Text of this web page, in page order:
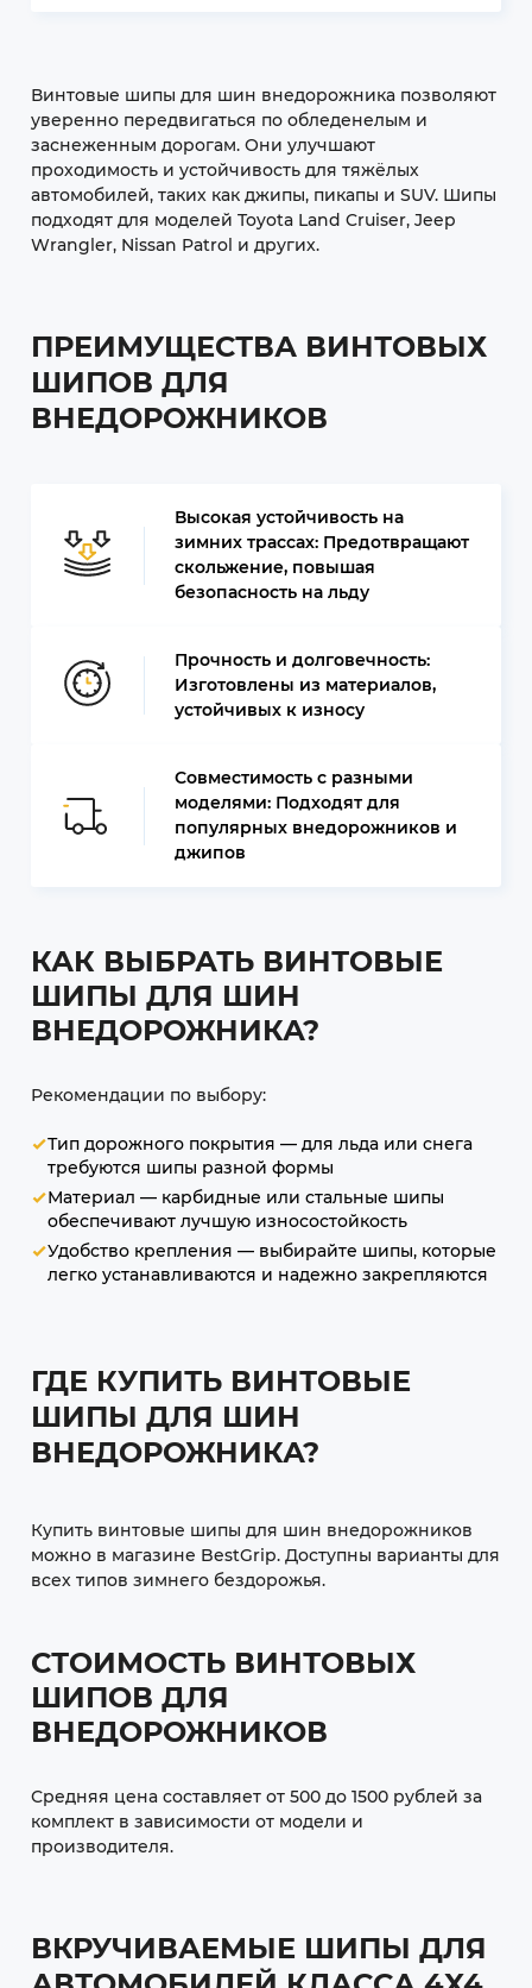
Винтовые шипы для шин внедорожника позволяют
уверенно передвигаться по обледенелым и
заснеженным дорогам. Они улучшают
проходимость и устойчивость для тяжёлых
автомобилей, таких как джипы, пикапы и SUV. Шипы
подходят для моделей Toyota Land Cruiser, Jeep
Wrangler, Nissan Patrol и других.
ПРЕИМУЩЕСТВА ВИНТОВЫХ
ШИПОВ ДЛЯ
ВНЕДОРОЖНИКОВ
Высокая устойчивость на
зимних трассах: Предотвращают
скольжение, повышая
безопасность на льду
Прочность и долговечность:
Изготовлены из материалов,
устойчивых к износу
Совместимость с разными
моделями: Подходят для
популярных внедорожников и
джипов
КАК ВЫБРАТЬ ВИНТОВЫЕ
ШИПЫ ДЛЯ ШИН
ВНЕДОРОЖНИКА?
Рекомендации по выбору:
Тип дорожного покрытия — для льда или снега
требуются шипы разной формы
Материал — карбидные или стальные шипы
обеспечивают лучшую износостойкость
Удобство крепления — выбирайте шипы, которые
легко устанавливаются и надежно закрепляются
ГДЕ КУПИТЬ ВИНТОВЫЕ
ШИПЫ ДЛЯ ШИН
ВНЕДОРОЖНИКА?
Купить винтовые шипы для шин внедорожников
можно в магазине BestGrip. Доступны варианты для
всех типов зимнего бездорожья.
СТОИМОСТЬ ВИНТОВЫХ
ШИПОВ ДЛЯ
ВНЕДОРОЖНИКОВ
Средняя цена составляет от 500 до 1500 рублей за
комплект в зависимости от модели и
производителя.
ВКРУЧИВАЕМЫЕ ШИПЫ ДЛЯ